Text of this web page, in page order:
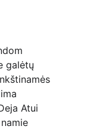
galėtų
Atui